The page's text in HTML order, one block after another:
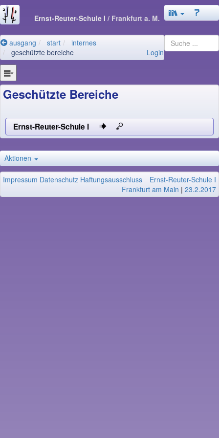
Ernst-Reuter-Schule I / Frankfurt a. M.
ausgang start
internes
geschützte bereiche
Login
Geschützte Bereiche
Ernst-Reuter-Schule I
Aktionen
Impressum Datenschutz Haftungsausschluss
Ernst-Reuter-Schule I
Frankfurt am Main | 23.2.2017